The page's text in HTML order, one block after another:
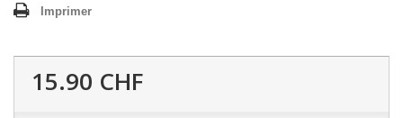
Imprimer
15.90 CHF